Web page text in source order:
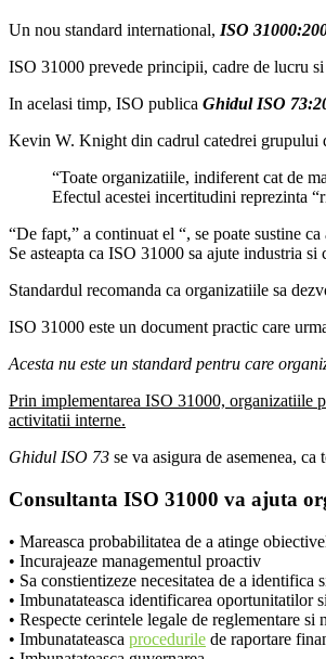
Un nou standard international, ISO
ISO 31000 prevede principii, cadre de lucru
In acelasi timp, ISO publica Ghidul ISO
Kevin W. Knight din cadrul catedrei grupului
“Toate organizatiile, indiferent cat de
Efectul acestei incertitudini reprezinta
“De fapt,” a continuat el “, se poate sustine
Se asteapta ca ISO 31000 sa ajute industria
Standardul recomanda ca organizatiile sa
ISO 31000 este un document practic care
Acesta nu este un standard pentru care
Prin implementarea ISO 31000, organizatiile
activitatii interne.
Ghidul ISO 73 se va asigura de asemenea,
Consultanta ISO 31000 va ajuta
• Mareasca probabilitatea de a atinge
• Incurajeaze managementul proactiv
• Sa constientizeze necesitatea de a
• Imbunatateasca identificarea oportunitatilor
• Respecte cerintele legale de reglementare si
• Imbunatateasca procedurile de raportare